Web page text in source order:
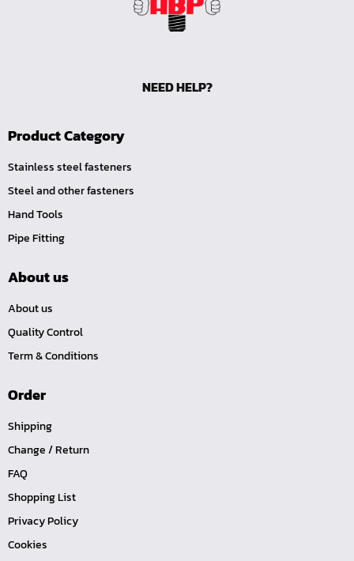
หน้าแปลนเชื่อม SUS304 JEF 5K FF
หน้าแปลนเหล็กเกลียวใน JEF PN40
หน้าแปลนเหล็กเกลียวใน JEF 10K TR
หน้าแปลนเหล็กเกลียวใน JEF 150P
หน้าแปลนเหล็กสวมเชื่อม JEF SWRF 150P
หน้าแปลนเหล็กคอสูง JEF WNRF 300P
หน้าแปลนเหล็กคอสูง JEF WNRF PN40
หน้าแปลนเหล็กคอสูง JEF WNRF PN16
หน้าแปลนเหล็กบอด JEF 10K FF ชุบกัลวาไนซ์
หน้าแปลนเหล็กบอด JEF 150P RF ชุบกัลวาไนซ์
หน้าแปลนเชื่อมเหล็ก JEF 150P RF ชุบกัลวาไนซ์
หน้าแปลนเชื่อมเหล็ก JEF PN16 RF
หน้าแปลนเชื่อมเหล็ก JEF 300P RF
คีมตัดสายเคเบิ้ล
คีมย้ำสายไฟ
คีมล๊อค
NEED HELP?
Product Category
Stainless steel fasteners
Steel and other fasteners
Hand Tools
Pipe Fitting
About us
About us
Quality Control
Term & Conditions
Order
Shipping
Change / Return
FAQ
Shopping List
Privacy Policy
Cookies